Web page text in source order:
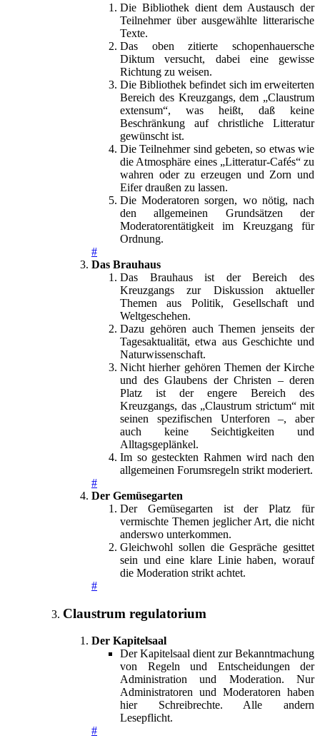
Die Bibliothek dient dem Austausch der
Teilnehmer über ausgewählte litterarische
Texte.
Das oben zitierte schopenhauersche
Diktum versucht, dabei eine gewisse
Richtung zu weisen.
Die Bibliothek befindet sich im erweiterten
Bereich des Kreuzgangs, dem „Claustrum
extensum“, was heißt, daß keine
Beschränkung auf christliche Litteratur
gewünscht ist.
Die Teilnehmer sind gebeten, so etwas wie
die Atmosphäre eines „Litteratur-Cafés“ zu
wahren oder zu erzeugen und Zorn und
Eifer draußen zu lassen.
Die Moderatoren sorgen, wo nötig, nach
den allgemeinen Grundsätzen der
Moderatorentätigkeit im Kreuzgang für
Ordnung.
#
Das Brauhaus
Das Brauhaus ist der Bereich des
Kreuzgangs zur Diskussion aktueller
Themen aus Politik, Gesellschaft und
Weltgeschehen.
Dazu gehören auch Themen jenseits der
Tagesaktualität, etwa aus Geschichte und
Naturwissenschaft.
Nicht hierher gehören Themen der Kirche
und des Glaubens der Christen – deren
Platz ist der engere Bereich des
Kreuzgangs, das „Claustrum strictum“ mit
seinen spezifischen Unterforen –, aber
auch keine Seichtigkeiten und
Alltagsgeplänkel.
Im so gesteckten Rahmen wird nach den
allgemeinen Forumsregeln strikt moderiert.
#
Der Gemüsegarten
Der Gemüsegarten ist der Platz für
vermischte Themen jeglicher Art, die nicht
anderswo unterkommen.
Gleichwohl sollen die Gespräche gesittet
sein und eine klare Linie haben, worauf
die Moderation strikt achtet.
#
Claustrum regulatorium
Der Kapitelsaal
Der Kapitelsaal dient zur Bekanntmachung
von Regeln und Entscheidungen der
Administration und Moderation. Nur
Administratoren und Moderatoren haben
hier Schreibrechte. Alle andern
Lesepflicht.
#